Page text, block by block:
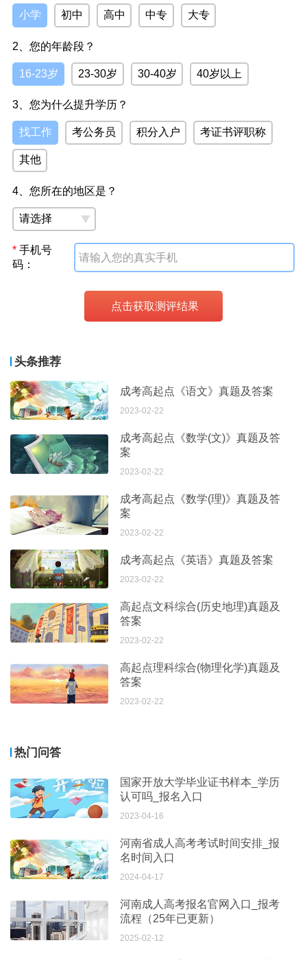
小学 初中 高中 中专 大专
2、您的年龄段？
16-23岁 23-30岁 30-40岁 40岁以上
3、您为什么提升学历？
找工作 考公务员 积分入户 考证书评职称
其他
4、您所在的地区是？
*手机号
码：
头条推荐
成考高起点《语文》真题及答案
2023-02-22
成考高起点《数学(文)》真题及答
案
2023-02-22
成考高起点《数学(理)》真题及答
案
2023-02-22
成考高起点《英语》真题及答案
2023-02-22
高起点文科综合(历史地理)真题及
答案
2023-02-22
高起点理科综合(物理化学)真题及
答案
2023-02-22
热门问答
国家开放大学毕业证书样本_学历
认可吗_报名入口
2023-04-16
河南省成人高考考试时间安排_报
名时间入口
2024-04-17
河南成人高考报名官网入口_报考
流程（25年已更新）
2025-02-12